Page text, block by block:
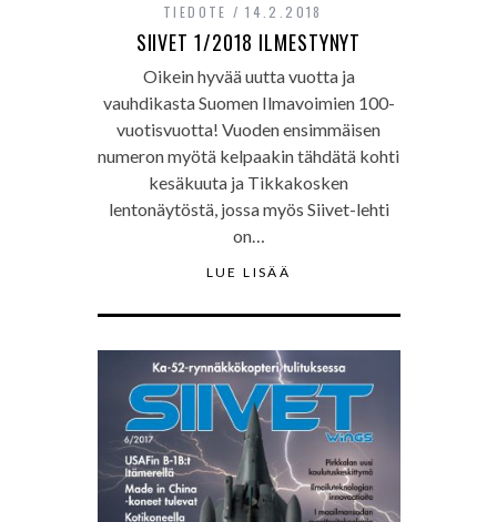
TIEDOTE 14.2.2018
SIIVET 1/2018 ILMESTYNYT
Oikein hyvää uutta vuotta ja
vauhdikasta Suomen Ilmavoimien 100-
vuotisvuotta! Vuoden ensimmäisen
numeron myötä kelpaakin tähdätä kohti
kesäkuuta ja Tikkakosken
lentonäytöstä, jossa myös Siivet-lehti
on…
LUE LISÄÄ